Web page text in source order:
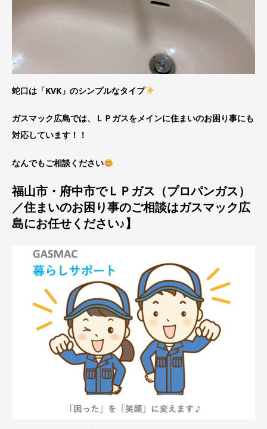
蛇口は「KVK」のシンプルなタイプ
ガスマック広島では、ＬＰガスをメインに住まいのお困り事にも
対応しています！！
なんでもご相談ください
福山市・府中市でＬＰガス（プロパンガス）
／住まいのお困り事のご相談はガスマック広
島にお任せください♪】